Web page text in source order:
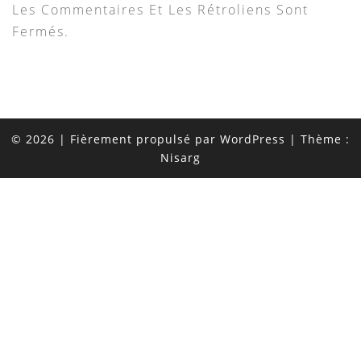
Les Commentaires Et Les Rétroliens Sont
Fermés.
© 2026 | Fièrement propulsé par WordPress | Thème :
Nisarg